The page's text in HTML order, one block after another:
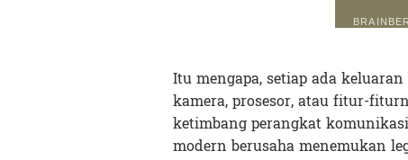
Itu mengapa, setiap ada
kamera, prosesor, atau fitur-
ketimbang perangkat
modern berusaha menemukan